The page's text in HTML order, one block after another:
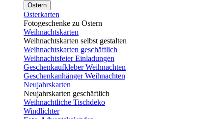
Ostern
Osterkarten
Fotogeschenke zu Ostern
Weihnachtskarten
Weihnachtskarten selbst gestalten
Weihnachtskarten geschäftlich
Weihnachtsfeier Einladungen
Geschenkaufkleber Weihnachten
Geschenkanhänger Weihnachten
Neujahrskarten
Neujahrskarten geschäftlich
Weihnachtliche Tischdeko
Windlichter